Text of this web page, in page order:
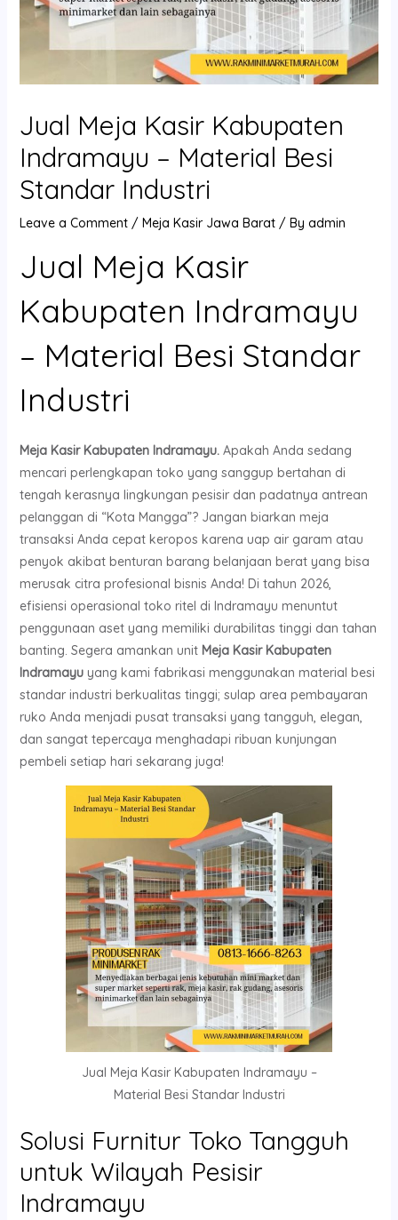
Jual Meja Kasir Kabupaten
Indramayu – Material Besi
Standar Industri
Leave a Comment / Meja Kasir Jawa Barat/ By admin
Jual Meja Kasir
Kabupaten Indramayu
– Material Besi Standar
Industri
Meja Kasir Kabupaten Indramayu. Apakah Anda sedang
mencari perlengkapan toko yang sanggup bertahan di
tengah kerasnya lingkungan pesisir dan padatnya antrean
pelanggan di “Kota Mangga”? Jangan biarkan meja
transaksi Anda cepat keropos karena uap air garam atau
penyok akibat benturan barang belanjaan berat yang bisa
merusak citra profesional bisnis Anda! Di tahun 2026,
efisiensi operasional toko ritel di Indramayu menuntut
penggunaan aset yang memiliki durabilitas tinggi dan tahan
banting. Segera amankan unit Meja Kasir Kabupaten
Indramayuyang kami fabrikasi menggunakan material besi
standar industri berkualitas tinggi; sulap area pembayaran
ruko Anda menjadi pusat transaksi yang tangguh, elegan,
dan sangat tepercaya menghadapi ribuan kunjungan
pembeli setiap hari sekarang juga!
Jual Meja Kasir Kabupaten Indramayu –
Material Besi Standar Industri
Solusi Furnitur Toko Tangguh
untuk Wilayah Pesisir
Indramayu